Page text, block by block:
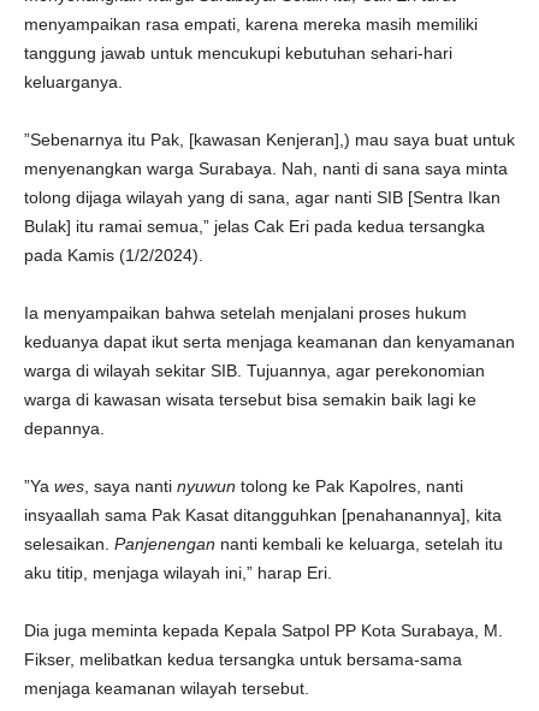
menyampaikan rasa empati, karena mereka masih memiliki
tanggung jawab untuk mencukupi kebutuhan sehari-hari
keluarganya.
”Sebenarnya itu Pak, [kawasan Kenjeran],) mau saya buat untuk
menyenangkan warga Surabaya. Nah, nanti di sana saya minta
tolong dijaga wilayah yang di sana, agar nanti SIB [Sentra Ikan
Bulak] itu ramai semua,” jelas Cak Eri pada kedua tersangka
pada Kamis (1/2/2024).
Ia menyampaikan bahwa setelah menjalani proses hukum
keduanya dapat ikut serta menjaga keamanan dan kenyamanan
warga di wilayah sekitar SIB. Tujuannya, agar perekonomian
warga di kawasan wisata tersebut bisa semakin baik lagi ke
depannya.
”Ya wes , saya nanti nyuwun tolong ke Pak Kapolres, nanti
insyaallah sama Pak Kasat ditangguhkan [penahanannya], kita
selesaikan. Panjenengan nanti kembali ke keluarga, setelah itu
aku titip, menjaga wilayah ini,” harap Eri.
Dia juga meminta kepada Kepala Satpol PP Kota Surabaya, M.
Fikser, melibatkan kedua tersangka untuk bersama-sama
menjaga keamanan wilayah tersebut.